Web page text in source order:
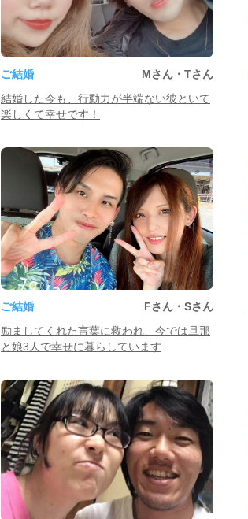
ご結婚
Mさん・Tさん
結婚した今も、行動力が半端ない彼といて
楽しくて幸せです！
ご結婚
Fさん・Sさん
励ましてくれた言葉に救われ、今では旦那
と娘3人で幸せに暮らしています